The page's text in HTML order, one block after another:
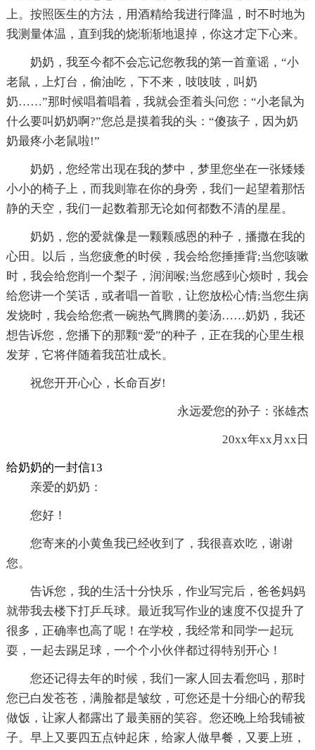
上。按照医生的方法，用酒精给我进行降温，时不时地为
我测量体温，直到我的烧渐渐地退掉，你这才定下心来。
奶奶，我至今都不会忘记您教我的第一首童谣，“小
老鼠，上灯台，偷油吃，下不来，吱吱吱，叫奶
奶……”那时候唱着唱着，我就会歪着头问您：“小老鼠为
什么要叫奶奶啊?”您总是摸着我的头：“傻孩子，因为奶
奶最疼小老鼠啦!”
奶奶，您经常出现在我的梦中，梦里您坐在一张矮矮
小小的椅子上，而我则靠在你的身旁，我们一起望着那恬
静的天空，我们一起数着那无论如何都数不清的星星。
奶奶，您的爱就像是一颗颗感恩的种子，播撒在我的
心田。以后，当您疲惫的时侯，我会给您捶捶背;当您咳嗽
时，我会给您削一个梨子，润润喉;当您感到心烦时，我会
给您讲一个笑话，或者唱一首歌，让您放松心情;当您生病
发烧时，我会给您煮一碗热气腾腾的姜汤……奶奶，我还
想告诉您，您播下的那颗“爱”的种子，正在我的心里生根
发芽，它将伴随着我茁壮成长。
祝您开开心心，长命百岁!
永远爱您的孙子：张雄杰
20xx年xx月xx日
给奶奶的一封信13
亲爱的奶奶：
您好！
您寄来的小黄鱼我已经收到了，我很喜欢吃，谢谢
您。
告诉您，我的生活十分快乐，作业写完后，爸爸妈妈
就带我去楼下打乒乓球。最近我写作业的速度不仅提升了
很多，正确率也高了呢！在学校，我经常和同学一起玩
耍，一起去踢足球，一个个小伙伴都过得特别开心！
您还记得去年的时候，我们一家人回去看您吗，那时
您已白发苍苍，满脸都是皱纹，可您还是十分细心的帮我
做饭，让家人都露出了最美丽的笑容。您还晚上给我铺被
子。早上又要四五点钟起床，给家人做早餐，又要上班，